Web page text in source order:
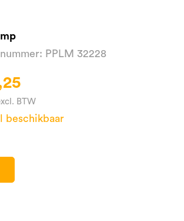
PPLM 32228
BTW
beschikbaar